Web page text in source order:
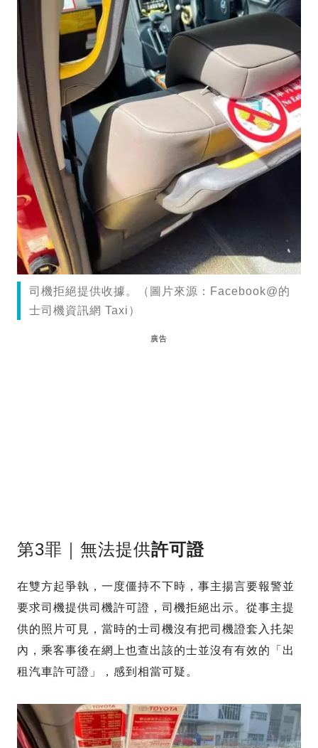
司機拒絕提供收據。（圖片來源：Facebook@的
士司機資訊網 Taxi）
廣告
第3罪｜無法提供許可證
在雙方起爭執，一度僵持不下時，事主揚言要報警並
要求司機提供司機許可證，司機拒絕出示。從事主提
供的照片可見，當時的士司機沒有把司機證套入扥架
內，乘客事後在網上也查出該的士並沒有有效的「出
租汽車許可證」，感到相當可疑。